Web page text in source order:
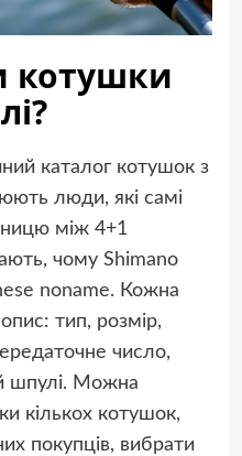
котушки
каталог котушок з
люди, які самі
між 4+1
чому Shimano
noname. Кожна
тип, розмір,
число,
шпулі. Можна
кількох котушок,
покупців, вибрати